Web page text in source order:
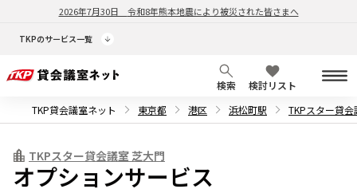
2026年7月30日 令和8年熊本地震により被災された皆さまへ
TKPのサービス一覧
検索
検討リスト
TKP貸会議室ネット
東京都 港区 浜松町駅 TKPスター貸
TKPスター貸会議室 芝大門
オプションサービス